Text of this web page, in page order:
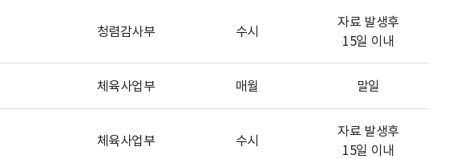
청렴감사부 수시
자료 발생후
15일 이내
체육사업부 매월 말일
체육사업부 수시
자료 발생후
15일 이내